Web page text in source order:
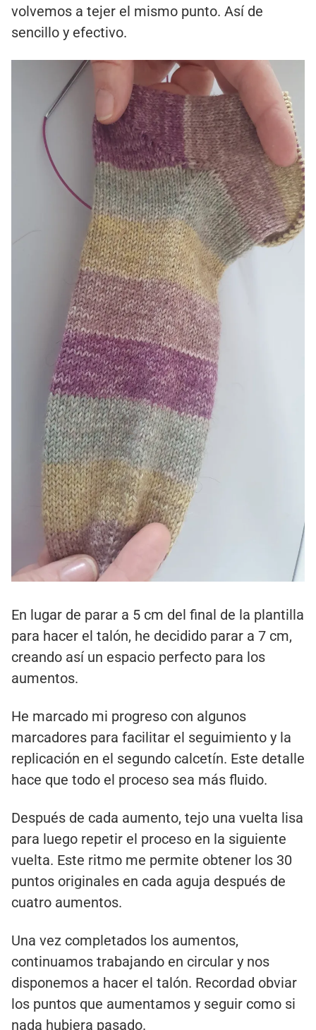
volvemos a tejer el mismo punto. Así de
sencillo y efectivo.
En lugar de parar a 5 cm del final de la plantilla
para hacer el talón, he decidido parar a 7 cm,
creando así un espacio perfecto para los
aumentos.
He marcado mi progreso con algunos
marcadores para facilitar el seguimiento y la
replicación en el segundo calcetín. Este detalle
hace que todo el proceso sea más fluido.
Después de cada aumento, tejo una vuelta lisa
para luego repetir el proceso en la siguiente
vuelta. Este ritmo me permite obtener los 30
puntos originales en cada aguja después de
cuatro aumentos.
Una vez completados los aumentos,
continuamos trabajando en circular y nos
disponemos a hacer el talón. Recordad obviar
los puntos que aumentamos y seguir como si
nada hubiera pasado.